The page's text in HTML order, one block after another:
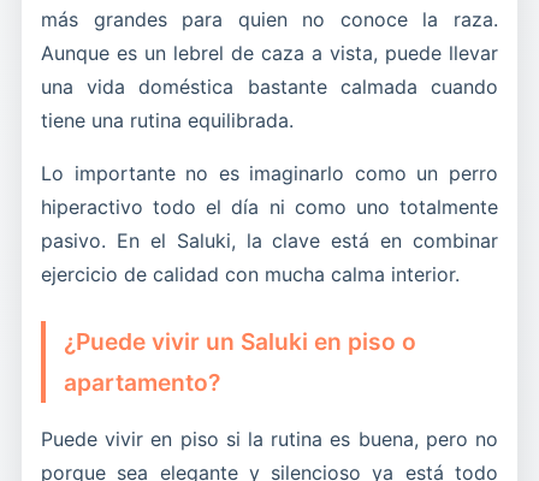
más grandes para quien no conoce la raza.
Aunque es un lebrel de caza a vista, puede llevar
una vida doméstica bastante calmada cuando
tiene una rutina equilibrada.
Lo importante no es imaginarlo como un perro
hiperactivo todo el día ni como uno totalmente
pasivo. En el Saluki, la clave está en combinar
ejercicio de calidad con mucha calma interior.
¿Puede vivir un Saluki en piso o
apartamento?
Puede vivir en piso si la rutina es buena, pero no
porque sea elegante y silencioso ya está todo